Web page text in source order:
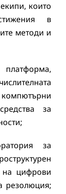
които
в
методи и
компютърни
за
за
на цифрови
резолюция;